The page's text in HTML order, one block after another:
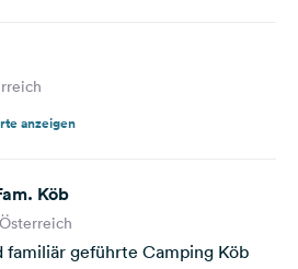
anzeigen
Köb
geführte Camping Köb